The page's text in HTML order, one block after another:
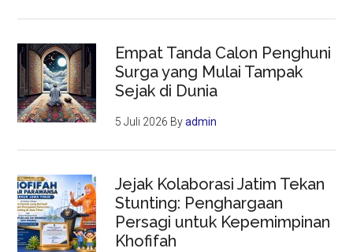
Empat Tanda Calon Penghuni
Surga yang Mulai Tampak
Sejak di Dunia
5 Juli 2026 Byadmin
Jejak Kolaborasi Jatim Tekan
Stunting: Penghargaan
Persagi untuk Kepemimpinan
Khofifah